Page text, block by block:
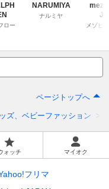
ロー
NARUMIYA
ナルミヤ
メゾピ
ページトップへ
ズ、ベビーファッション
ォッチ マイオク
フリマ